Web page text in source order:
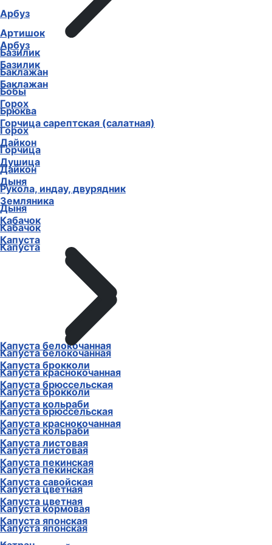
Арбуз
Базилик
Баклажан
Горох
Горчица сарептская (салатная)
Дайкон
Душица
Дыня
Земляника
Кабачок
Капуста
Капуста белокочанная
Капуста брокколи
Капуста брюссельская
Капуста кольраби
Капуста краснокочанная
Капуста листовая
Капуста пекинская
Капуста савойская
Капуста цветная
Капуста японская
Арбуз
Артишок
Базилик
Баклажан
Бобы
Брюква
Горох
Горчица
Дайкон
Рукола, индау, двурядник
Дыня
Кабачок
Капуста
Капуста белокочанная
Капуста краснокочанная
Капуста брокколи
Капуста брюссельская
Капуста кольраби
Капуста листовая
Капуста пекинская
Капуста цветная
Капуста кормовая
Капуста японская